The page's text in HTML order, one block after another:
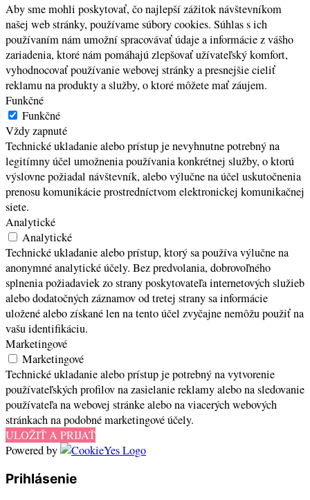
Aby sme mohli poskytovať, čo najlepší zážitok návštevníkom
našej web stránky, používame súbory cookies. Súhlas s ich
používaním nám umožní spracovávať údaje a informácie z vášho
zariadenia, ktoré nám pomáhajú zlepšovať užívateľský komfort,
vyhodnocovať používanie webovej stránky a presnejšie cieliť
reklamu na produkty a služby, o ktoré môžete mať záujem.
Funkčné
Funkčné
Vždy zapnuté
Technické ukladanie alebo prístup je nevyhnutne potrebný na
legitímny účel umožnenia používania konkrétnej služby, o ktorú
výslovne požiadal návštevník, alebo výlučne na účel uskutočnenia
prenosu komunikácie prostredníctvom elektronickej komunikačnej
siete.
Analytické
Analytické
Technické ukladanie alebo prístup, ktorý sa používa výlučne na
anonymné analytické účely. Bez predvolania, dobrovoľného
splnenia požiadaviek zo strany poskytovateľa internetových služieb
alebo dodatočných záznamov od tretej strany sa informácie
uložené alebo získané len na tento účel zvyčajne nemôžu použiť na
vašu identifikáciu.
Marketingové
Marketingové
Technické ukladanie alebo prístup je potrebný na vytvorenie
používateľských profilov na zasielanie reklamy alebo na sledovanie
používateľa na webovej stránke alebo na viacerých webových
stránkach na podobné marketingové účely.
ULOŽIŤ A PRIJAŤ
Powered by
Prihlásenie